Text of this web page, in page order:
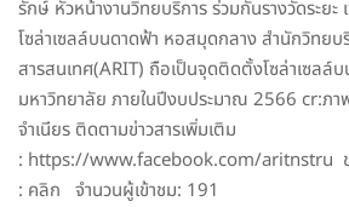
รักษ์ หัวหน้างานวิทยบริการ ร่วมกันรางวัดระยะ
โซล่าเซลล์บนดาดฟ้า หอสมุดกลาง สำนักวิทยบ
สารสนเทศ(ARIT) ถือเป็นจุดติดตั้งโซล่าเซลล์
มหาวิทยาลัย ภายในปีงบประมาณ 2566 cr:ภ
จำเนียร ติดตามข่าวสารเพิ่มเติม
: https://www.facebook.com/aritnstru ข่
: คลิก จำนวนผู้เข้าชม: 191